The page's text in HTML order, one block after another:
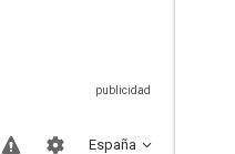
España